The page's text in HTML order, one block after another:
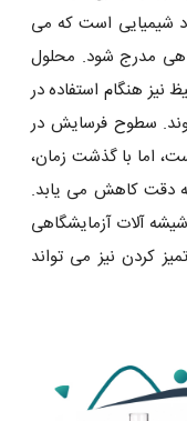
شیمیایی است که می
مدرج شود. محلول
نیز هنگام استفاده در
سطوح فرسایش در
اما با گذشت زمان،
دقت کاهش می یابد.
شیشه آلات آزمایشگاهی
کردن نیز می‌ تواند